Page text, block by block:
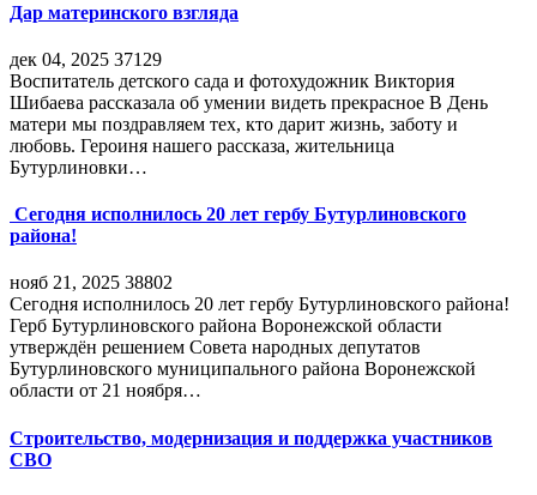
Дар материнского взгляда
дек 04, 2025 37129
Воспитатель детского сада и фотохудожник Виктория
Шибаева рассказала об умении видеть прекрасное В День
матери мы поздравляем тех, кто дарит жизнь, заботу и
любовь. Героиня нашего рассказа, жительница
Бутурлиновки…
Сегодня исполнилось 20 лет гербу Бутурлиновского
района!
нояб 21, 2025 38802
Сегодня исполнилось 20 лет гербу Бутурлиновского района!
Герб Бутурлиновского района Воронежской области
утверждён решением Совета народных депутатов
Бутурлиновского муниципального района Воронежской
области от 21 ноября…
Строительство, модернизация и поддержка участников
СВО